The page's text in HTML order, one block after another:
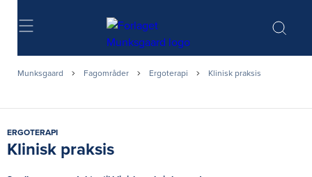
Søg
Munksgaard Fagområder Ergoterapi Klinisk praksis
ERGOTERAPI
Klinisk praksis